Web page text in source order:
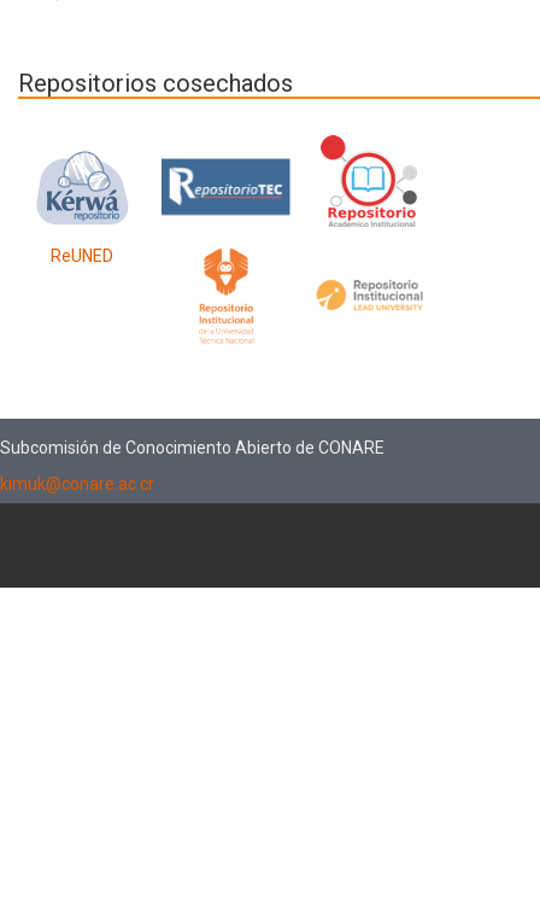
Repositorios cosechados
ReUNED
Subcomisión de Conocimiento Abierto de CONARE
kimuk@conare.ac.cr